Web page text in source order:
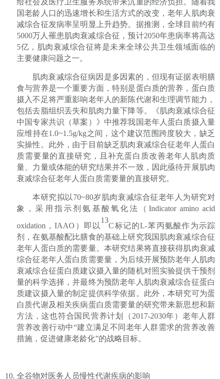
给社会及医疗卫生服务系统带来沉重的经济负担。随着我
国老龄人口的迅速增长和生活方式的改变，老年人肌肉衰
减综合征发病率呈明显上升趋势。据推测，全球目前约有
5000万人罹患肌肉衰减综合征，预计2050年患病率将高达
5亿，肌肉衰减综合征将是未来全球公共卫生领域面临的
主要健康问题之一。
肌肉衰减综合征病因是多因素的，但现有证据表明膳
食与营养是一个重要方面，特别是蛋白质的营养，蛋白质
摄入不足将严重影响老年人的新陈代谢和生理调节能力，
包括去脂组织丢失和肌肉力量下降等。《肌肉衰减综合征
中国专家共识（草案）》中推荐我国老年人蛋白质摄入量
应维持在1.0~1.5g/kg之间，这个建议范围跨度较大，缺乏
实操性。此外，由于目前缺乏肌肉衰减综合征老年人蛋白
质需要量的直接研究，且补充蛋白质改善老年人肌肉质
量、力量或体能的研究结果并不一致，因此亟待开展肌肉
衰减综合征老年人蛋白质需要量的直接研究。
本研究拟以 70~80岁肌肉衰减综合征老年人为研究对
象，采用指示剂氨基酸氧化法（ Indicator amino acid
oxidation ，IAAO ）即以
13
C标记的L-苯丙氨酸作为示踪
剂，在氨基酸配比膳食的基础上研究我国肌肉衰减综合征
老年人蛋白质的需要量。本研究结果将直接获得肌肉衰减
综合征老年人蛋白质需要量，为后续开展预防老年人肌肉
衰减综合征蛋白质建议摄入量的随机对照实验提供干预剂
量的科学选择，并最终为预防老年人肌肉衰减综合征蛋白
质建议摄入量的制定提供科学依据。此外，本研究可为蛋
白质代谢及相关疾病蛋白质需要量的研究带来新思想和新
方法，这也符合国民营养计划（ 2017-2030年）老年人群
营养改善行动中“建立满足不同老年人群需求的营养改善
措施，促进健康老龄化”的战略目标。
10. 全谷物对医务人员慢性代谢疾病的影响